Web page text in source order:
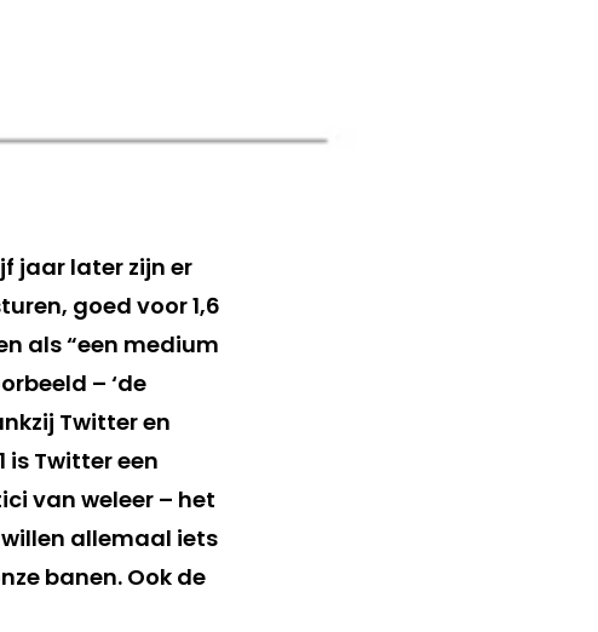
jaar later zijn er
goed voor 1,6
als “een medium
– ‘de
Twitter en
is Twitter een
van weleer – het
allemaal iets
banen. Ook de